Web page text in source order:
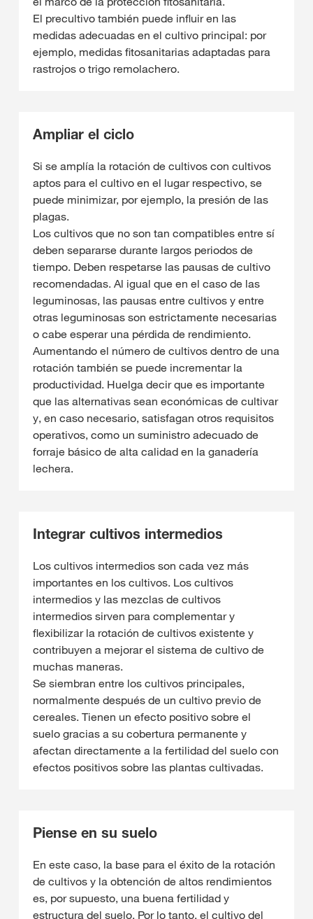
El precultivo también puede influir en las
medidas adecuadas en el cultivo principal: por
ejemplo, medidas fitosanitarias adaptadas para
rastrojos o trigo remolachero.
Ampliar el ciclo
Si se amplía la rotación de cultivos con cultivos
aptos para el cultivo en el lugar respectivo, se
puede minimizar, por ejemplo, la presión de las
plagas.
Los cultivos que no son tan compatibles entre sí
deben separarse durante largos periodos de
tiempo. Deben respetarse las pausas de cultivo
recomendadas. Al igual que en el caso de las
leguminosas, las pausas entre cultivos y entre
otras leguminosas son estrictamente necesarias
o cabe esperar una pérdida de rendimiento.
Aumentando el número de cultivos dentro de una
rotación también se puede incrementar la
productividad. Huelga decir que es importante
que las alternativas sean económicas de cultivar
y, en caso necesario, satisfagan otros requisitos
operativos, como un suministro adecuado de
forraje básico de alta calidad en la ganadería
lechera.
Integrar cultivos intermedios
Los cultivos intermedios son cada vez más
importantes en los cultivos. Los cultivos
intermedios y las mezclas de cultivos
intermedios sirven para complementar y
flexibilizar la rotación de cultivos existente y
contribuyen a mejorar el sistema de cultivo de
muchas maneras.
Se siembran entre los cultivos principales,
normalmente después de un cultivo previo de
cereales. Tienen un efecto positivo sobre el
suelo gracias a su cobertura permanente y
afectan directamente a la fertilidad del suelo con
efectos positivos sobre las plantas cultivadas.
Piense en su suelo
En este caso, la base para el éxito de la rotación
de cultivos y la obtención de altos rendimientos
es, por supuesto, una buena fertilidad y
estructura del suelo. Por lo tanto, el cultivo del